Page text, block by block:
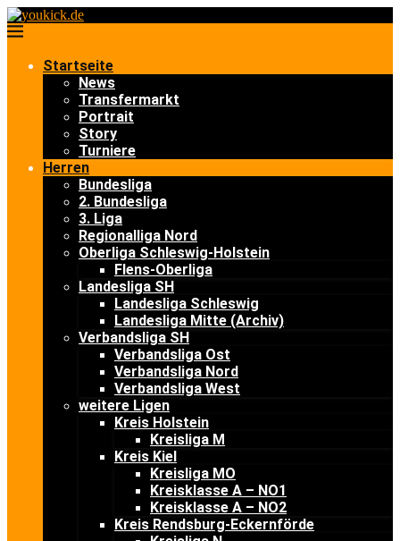
Startseite
News
Transfermarkt
Portrait
Story
Turniere
Herren
Bundesliga
2. Bundesliga
3. Liga
Regionalliga Nord
Oberliga Schleswig-Holstein
Flens-Oberliga
Landesliga SH
Landesliga Schleswig
Landesliga Mitte (Archiv)
Verbandsliga SH
Verbandsliga Ost
Verbandsliga Nord
Verbandsliga West
weitere Ligen
Kreis Holstein
Kreisliga M
Kreis Kiel
Kreisliga MO
Kreisklasse A – NO1
Kreisklasse A – NO2
Kreis Rendsburg-Eckernförde